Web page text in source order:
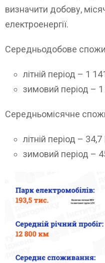
визначити добову,
електроенергії.
Середньодобове
літній період – 1
зимовий період –
Середньомісячне
літній період –
зимовий період –